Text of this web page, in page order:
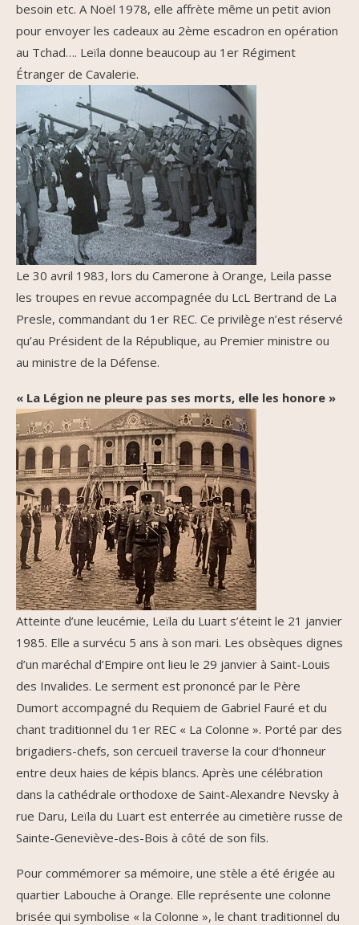
besoin etc. A Noël 1978, elle affrète même un petit avion
pour envoyer les cadeaux au 2ème escadron en opération
au Tchad…. Leïla donne beaucoup au 1er Régiment
Étranger de Cavalerie.
Le 30 avril 1983, lors du Camerone à Orange, Leila passe
les troupes en revue accompagnée du LcL Bertrand de La
Presle, commandant du 1er REC. Ce privilège n’est réservé
qu’au Président de la République, au Premier ministre ou
au ministre de la Défense.
« La Légion ne pleure pas ses morts, elle les honore »
Atteinte d’une leucémie, Leïla du Luart s’éteint le 21 janvier
1985. Elle a survécu 5 ans à son mari. Les obsèques dignes
d’un maréchal d’Empire ont lieu le 29 janvier à Saint-Louis
des Invalides. Le serment est prononcé par le Père
Dumort accompagné du Requiem de Gabriel Fauré et du
chant traditionnel du 1er REC « La Colonne ». Porté par des
brigadiers-chefs, son cercueil traverse la cour d’honneur
entre deux haies de képis blancs. Après une célébration
dans la cathédrale orthodoxe de Saint-Alexandre Nevsky à
rue Daru, Leïla du Luart est enterrée au cimetière russe de
Sainte-Geneviève-des-Bois à côté de son fils.
Pour commémorer sa mémoire, une stèle a été érigée au
quartier Labouche à Orange. Elle représente une colonne
brisée qui symbolise « la Colonne », le chant traditionnel du